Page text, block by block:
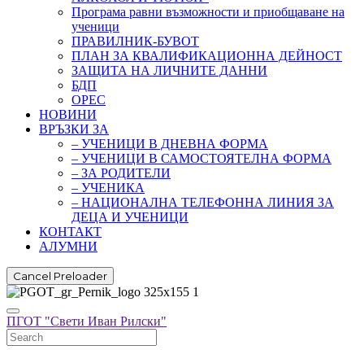
Програма равни възможности и приобщаване на
ученици
ПРАВИЛНИК-БУВОТ
ПЛАН ЗА КВАЛИФИКАЦИОННА ДЕЙНОСТ
ЗАЩИТА НА ЛИЧНИТЕ ДАННИ
БДП
ОРЕС
НОВИНИ
ВРЪЗКИ ЗА
– УЧЕНИЦИ В ДНЕВНА ФОРМА
– УЧЕНИЦИ В САМОСТОЯТЕЛНА ФОРМА
– ЗА РОДИТЕЛИ
– УЧЕНИКА
– НАЦИОНАЛНА ТЕЛЕФОННА ЛИНИЯ ЗА
ДЕЦА И УЧЕНИЦИ
КОНТАКТ
АЛУМНИ
Cancel Preloader
ПГОТ "Свети Иван Рилски"